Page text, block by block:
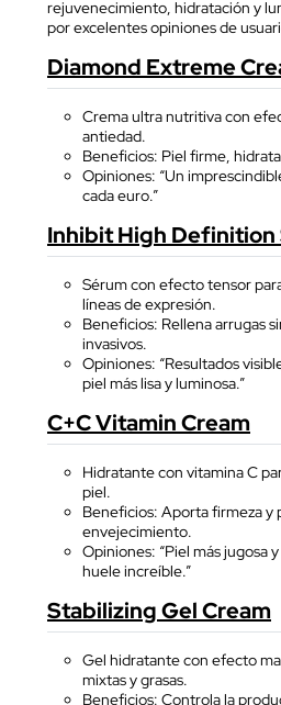
rejuvenecimiento, hidratación y
por excelentes opiniones de
Diamond Extreme
Crema ultra nutritiva con
antiedad.
Beneficios: Piel firme,
Opiniones: “Un
cada euro.”
Inhibit High Definition
Sérum con efecto tensor
líneas de expresión.
Beneficios: Rellena arrugas
invasivos.
Opiniones: “Resultados
piel más lisa y luminosa.”
C+C Vitamin Cream
Hidratante con vitamina C
piel.
Beneficios: Aporta firmeza y
envejecimiento.
Opiniones: “Piel más jugosa
huele increíble.”
Stabilizing Gel Cream
Gel hidratante con efecto
mixtas y grasas.
Beneficios: Controla la